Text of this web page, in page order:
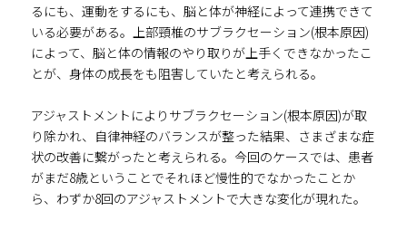
るにも、運動をするにも、脳と体が神経によって連携できて
いる必要がある。上部頸椎のサブラクセーション(根本原因)
によって、脳と体の情報のやり取りが上手くできなかったこ
とが、身体の成長をも阻害していたと考えられる。
アジャストメントによりサブラクセーション(根本原因)が取
り除かれ、自律神経のバランスが整った結果、さまざまな症
状の改善に繋がったと考えられる。今回のケースでは、患者
がまだ8歳ということでそれほど慢性的でなかったことか
ら、わずか8回のアジャストメントで大きな変化が現れた。